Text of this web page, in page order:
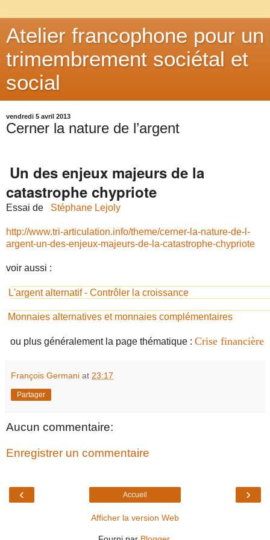
Atelier francophone pour un
trimembrement sociétal et
social
vendredi 5 avril 2013
Cerner la nature de l’argent
Un des enjeux majeurs de la
catastrophe chypriote
Essai de Stéphane Lejoly
http://www.tri-articulation.info/theme/cerner-la-nature-de-l-
argent-un-des-enjeux-majeurs-de-la-catastrophe-chypriote
voir aussi :
L'argent alternatif - Contrôler la croissance
Monnaies alternatives et monnaies complémentaires
ou plus généralement la page thématique : Crise financière
François Germani at 23:17
Partager
Aucun commentaire:
Enregistrer un commentaire
‹ ›
Accueil
Afficher la version Web